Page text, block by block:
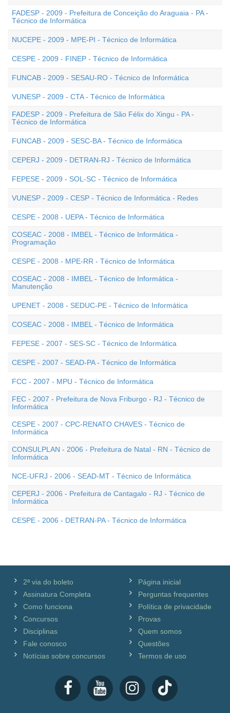
FADESP - 2009 - Prefeitura de Conceição do Araguaia - PA -
Técnico de Informática
NUCEPE - 2009 - MPE-PI - Técnico de Informática
CESPE - 2009 - FINEP - Técnico de Informática
FUNCAB - 2009 - SESAU-RO - Técnico de Informática
VUNESP - 2009 - CTA - Técnico de Informática
FADESP - 2009 - Prefeitura de São Félix do Xingu - PA -
Técnico de Informática
FUNCAB - 2009 - SESC-BA - Técnico de Informática
CEPERJ - 2009 - DETRAN-RJ - Técnico de Informática
FEPESE - 2009 - SOL-SC - Técnico de Informática
VUNESP - 2009 - CESP - Técnico de Informática - Redes
CESPE - 2008 - UEPA - Técnico de Informática
COSEAC - 2008 - IMBEL - Técnico de Informática -
Programação
CESPE - 2008 - MPE-RR - Técnico de Informática
COSEAC - 2008 - IMBEL - Técnico de Informática -
Manutenção
UPENET - 2008 - SEDUC-PE - Técnico de Informática
COSEAC - 2008 - IMBEL - Técnico de Informática
FEPESE - 2007 - SES-SC - Técnico de Informática
CESPE - 2007 - SEAD-PA - Técnico de Informática
FCC - 2007 - MPU - Técnico de Informática
FEC - 2007 - Prefeitura de Nova Friburgo - RJ - Técnico de
Informática
CESPE - 2007 - CPC-RENATO CHAVES - Técnico de
Informática
CONSULPLAN - 2006 - Prefeitura de Natal - RN - Técnico de
Informática
NCE-UFRJ - 2006 - SEAD-MT - Técnico de Informática
CEPERJ - 2006 - Prefeitura de Cantagalo - RJ - Técnico de
Informática
CESPE - 2006 - DETRAN-PA - Técnico de Informática
2ª via do boleto
Assinatura Completa
Como funciona
Concursos
Disciplinas
Fale conosco
Notícias sobre concursos
Página inicial
Perguntas frequentes
Política de privacidade
Provas
Quem somos
Questões
Termos de uso